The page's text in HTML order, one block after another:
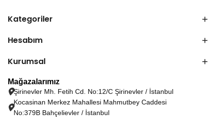
Kategoriler
Hesabım
Kurumsal
Mağazalarımız
Şirinevler Mh. Fetih Cd. No:12/C Şirinevler / İstanbul
Kocasinan Merkez Mahallesi Mahmutbey Caddesi
No:379B Bahçelievler / İstanbul